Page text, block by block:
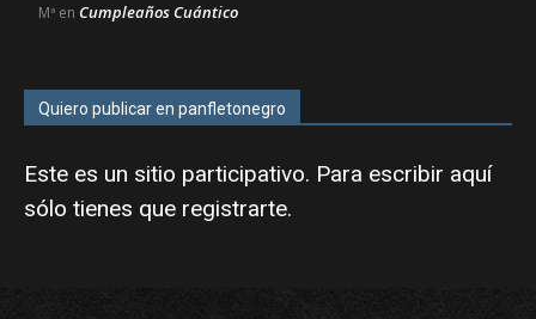
Mª en Cumpleaños Cuántico
Quiero publicar en panfletonegro
Este es un sitio participativo. Para escribir aquí
sólo tienes que registrarte.